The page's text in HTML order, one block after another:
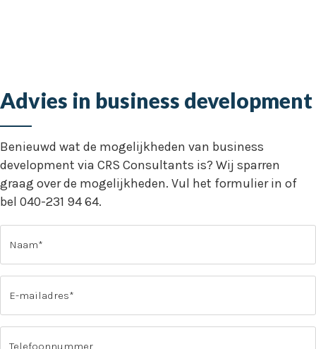
Advies in business development
Benieuwd wat de mogelijkheden van business
development via CRS Consultants is? Wij sparren
graag over de mogelijkheden. Vul het formulier in of
bel 040-231 94 64.